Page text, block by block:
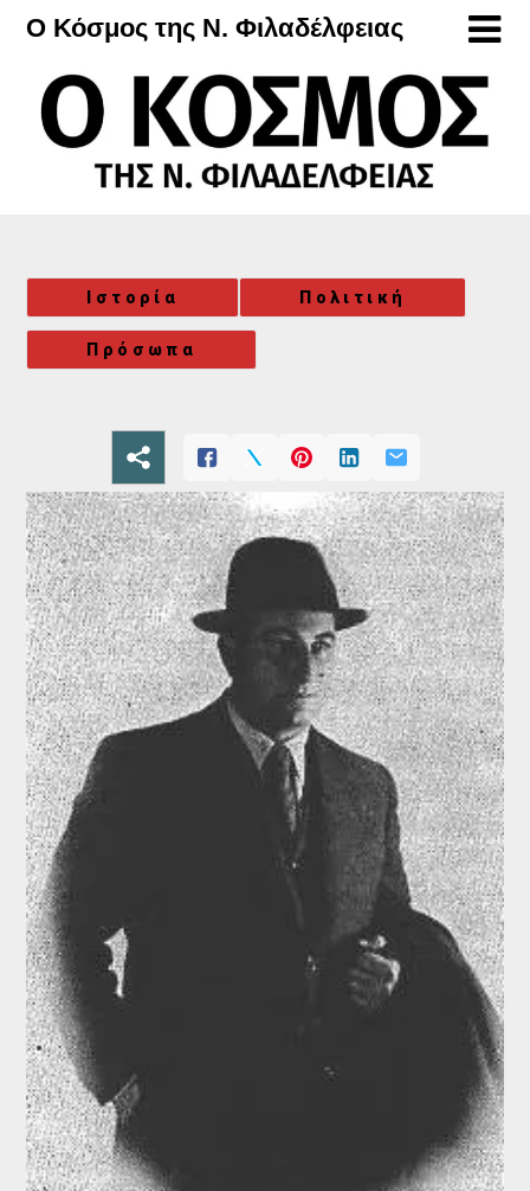
Μετάβαση
περιεχόμενο
Ο Κόσμος της Ν. Φιλαδέλφειας
Ιστορία Πολιτική
Πρόσωπα